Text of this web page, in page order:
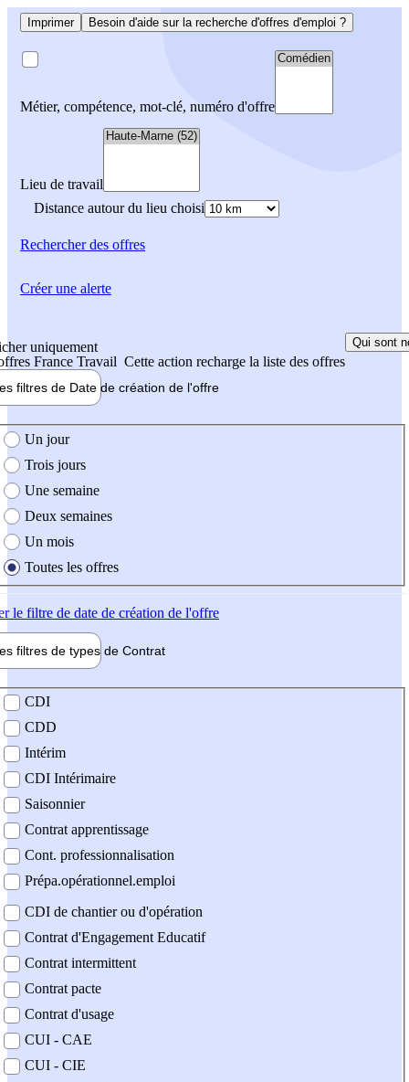
Imprimer Besoin d'aide sur la recherche d'offres d'emploi ?
Métier, compétence, mot-clé, numéro d'offre
Lieu de travail
Distance autour du lieu choisi
Rechercherdes offres
uniquement
France Travail Cette action recharge la liste des offres
Qui sont
filtres de Date de création de l'offre
création de l'offre
Un jour
Trois jours
Une semaine
Deux semaines
Un mois
Toutes les offres
le filtre de date de création de l'offre
filtres de types de Contrat
contrat
CDI
CDD
Intérim
CDI Intérimaire
Saisonnier
Contrat apprentissage
Cont. professionnalisation
Prépa.opérationnel.emploi
CDI de chantier ou d'opération
Contrat d'Engagement Educatif
Contrat intermittent
Contrat pacte
Contrat d'usage
CUI - CAE
CUI - CIE
Créer une alerte